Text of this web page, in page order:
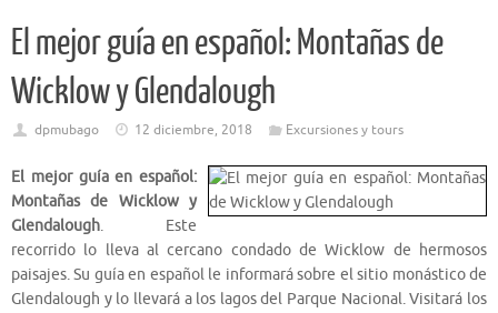
El mejor guía en español: Montañas de
Wicklow y Glendalough
dpmubago 12 diciembre, 2018 Excursiones y tours
El mejor guía en español:
Montañas de Wicklow y
Glendalough. Este
recorrido lo lleva al cercano condado de Wicklow de hermosos
paisajes. Su guía en español le informará sobre el sitio monástico de
Glendalough y lo llevará a los lagos del Parque Nacional. Visitará los